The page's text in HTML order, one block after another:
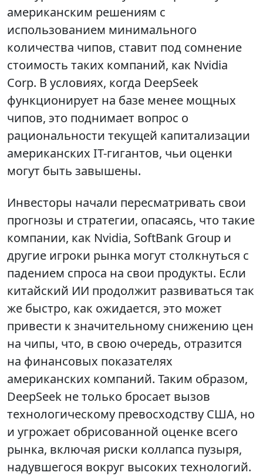
американским решениям с
использованием минимального
количества чипов, ставит под сомнение
стоимость таких компаний, как Nvidia
Corp. В условиях, когда DeepSeek
функционирует на базе менее мощных
чипов, это поднимает вопрос о
рациональности текущей капитализации
американских IT-гигантов, чьи оценки
могут быть завышены.
Инвесторы начали пересматривать свои
прогнозы и стратегии, опасаясь, что такие
компании, как Nvidia, SoftBank Group и
другие игроки рынка могут столкнуться с
падением спроса на свои продукты. Если
китайский ИИ продолжит развиваться так
же быстро, как ожидается, это может
привести к значительному снижению цен
на чипы, что, в свою очередь, отразится
на финансовых показателях
американских компаний. Таким образом,
DeepSeek не только бросает вызов
технологическому превосходству США, но
и угрожает обрисованной оценке всего
рынка, включая риски коллапса пузыря,
надувшегося вокруг высоких технологий.